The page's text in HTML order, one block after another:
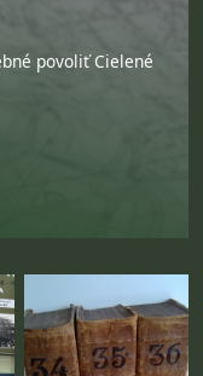
povoliť Cielené